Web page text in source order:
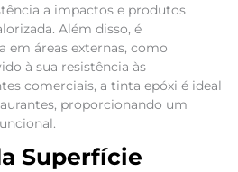
a impactos e produtos
Além disso, é
em áreas externas, como
à sua resistência às
comerciais, a tinta epóxi é ideal
proporcionando um
Superfície